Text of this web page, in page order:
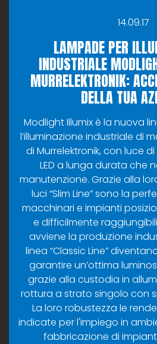
14.09.17
LAMPADE PER
INDUSTRIALE
MURRELEKTRONIK:
DELLA TUA
Modlight Illumix è la nuova
l’illuminazione industriale di
di Murrelektronik, con luce
LED a lunga durata che
manutenzione. Grazie alla
luci “Slim Line” sono la
macchinari e impianti
e difficilmente
avviene la produzione
linea “Classic Line”
garantire un’ottima
grazie alla custodia in
rottura a strato singolo con
La loro robustezza le
indicate per l'impiego in
fabbricazione di